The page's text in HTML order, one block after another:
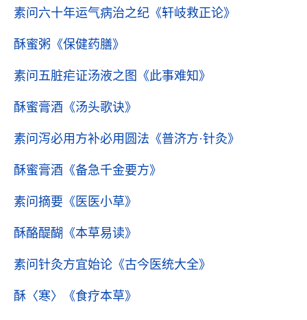
素问六十年运气病治之纪 《轩岐救正论》
酥蜜粥 《保健药膳》
素问五脏疟证汤液之图 《此事难知》
酥蜜膏酒 《汤头歌诀》
素问泻必用方补必用圆法 《普济方·针灸》
酥蜜膏酒 《备急千金要方》
素问摘要 《医医小草》
酥酪醍醐 《本草易读》
素问针灸方宜始论 《古今医统大全》
酥〈寒〉 《食疗本草》